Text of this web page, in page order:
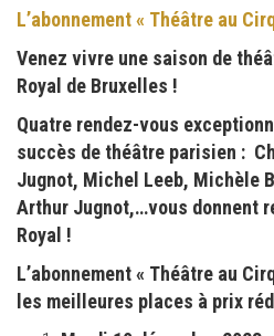
L’abonnement « Théâtre au
Venez vivre une saison de
Royal de Bruxelles !
Quatre rendez-vous
succès de théâtre parisien :
Jugnot, Michel Leeb, Michèle
Arthur Jugnot,…vous donnent
Royal !
L’abonnement « Théâtre au
les meilleures places à prix